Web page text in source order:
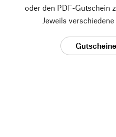
oder den PDF-Gutschein
Jeweils